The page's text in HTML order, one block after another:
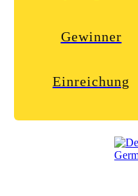
Gewinner
Einreichung